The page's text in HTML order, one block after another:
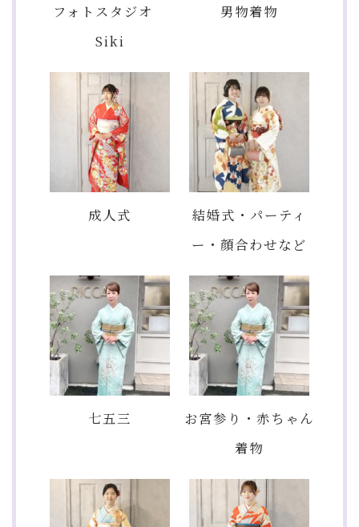
フォトスタジオ
Siki
男物着物
成人式
結婚式・パーティ
ー・顔合わせなど
七五三
お宮参り・赤ちゃん
着物